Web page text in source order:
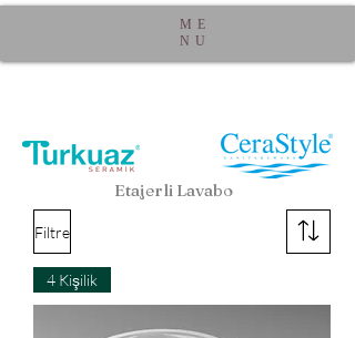
ME
NU
Etajerli Lavabo
Filtre
4 Kişilik